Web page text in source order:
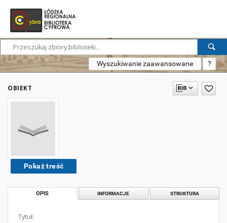
Wyszukiwanie zaawansowane ?
OBIEKT
Pokaż treść
OPIS INFORMACJE STRUKTURA
Tytuł: